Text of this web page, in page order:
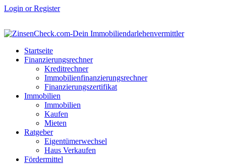
Login or Register
Startseite
Finanzierungsrechner
Kreditrechner
Immobilienfinanzierungsrechner
Finanzierungszertifikat
Immobilien
Immobilien
Kaufen
Mieten
Ratgeber
Eigentümerwechsel
Haus Verkaufen
Fördermittel